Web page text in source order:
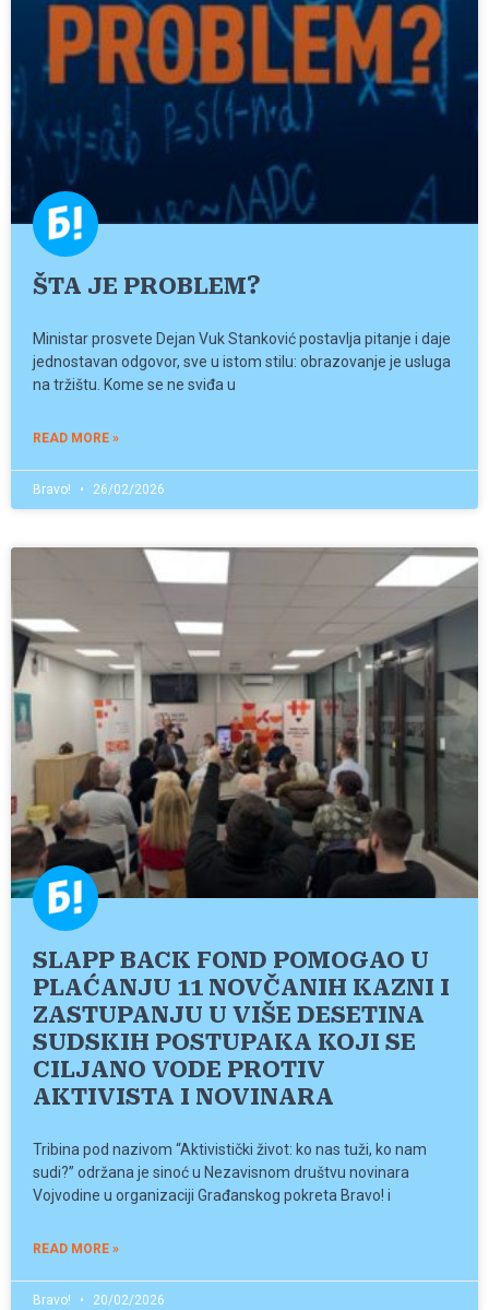
ŠTA JE PROBLEM?
Ministar prosvete Dejan Vuk Stanković postavlja pitanje i daje
jednostavan odgovor, sve u istom stilu: obrazovanje je usluga
na tržištu. Kome se ne sviđa u
READ MORE »
Bravo! 26/02/2026
SLAPP BACK FOND POMOGAO U
PLAĆANJU 11 NOVČANIH KAZNI I
ZASTUPANJU U VIŠE DESETINA
SUDSKIH POSTUPAKA KOJI SE
CILJANO VODE PROTIV
AKTIVISTA I NOVINARA
Tribina pod nazivom “Aktivistički život: ko nas tuži, ko nam
sudi?” održana je sinoć u Nezavisnom društvu novinara
Vojvodine u organizaciji Građanskog pokreta Bravo! i
READ MORE »
Bravo! 20/02/2026